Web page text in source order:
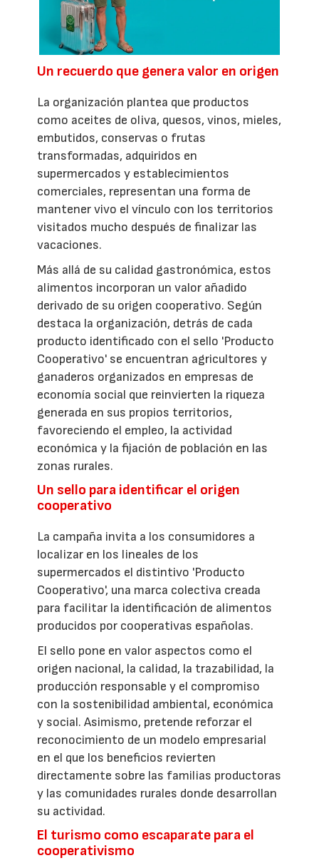
Un recuerdo que genera valor en origen
La organización plantea que productos
como aceites de oliva, quesos, vinos, mieles,
embutidos, conservas o frutas
transformadas, adquiridos en
supermercados y establecimientos
comerciales, representan una forma de
mantener vivo el vínculo con los territorios
visitados mucho después de finalizar las
vacaciones.
Más allá de su calidad gastronómica, estos
alimentos incorporan un valor añadido
derivado de su origen cooperativo. Según
destaca la organización, detrás de cada
producto identificado con el sello 'Producto
Cooperativo' se encuentran agricultores y
ganaderos organizados en empresas de
economía social que reinvierten la riqueza
generada en sus propios territorios,
favoreciendo el empleo, la actividad
económica y la fijación de población en las
zonas rurales.
Un sello para identificar el origen
cooperativo
La campaña invita a los consumidores a
localizar en los lineales de los
supermercados el distintivo 'Producto
Cooperativo', una marca colectiva creada
para facilitar la identificación de alimentos
producidos por cooperativas españolas.
El sello pone en valor aspectos como el
origen nacional, la calidad, la trazabilidad, la
producción responsable y el compromiso
con la sostenibilidad ambiental, económica
y social. Asimismo, pretende reforzar el
reconocimiento de un modelo empresarial
en el que los beneficios revierten
directamente sobre las familias productoras
y las comunidades rurales donde desarrollan
su actividad.
El turismo como escaparate para el
cooperativismo